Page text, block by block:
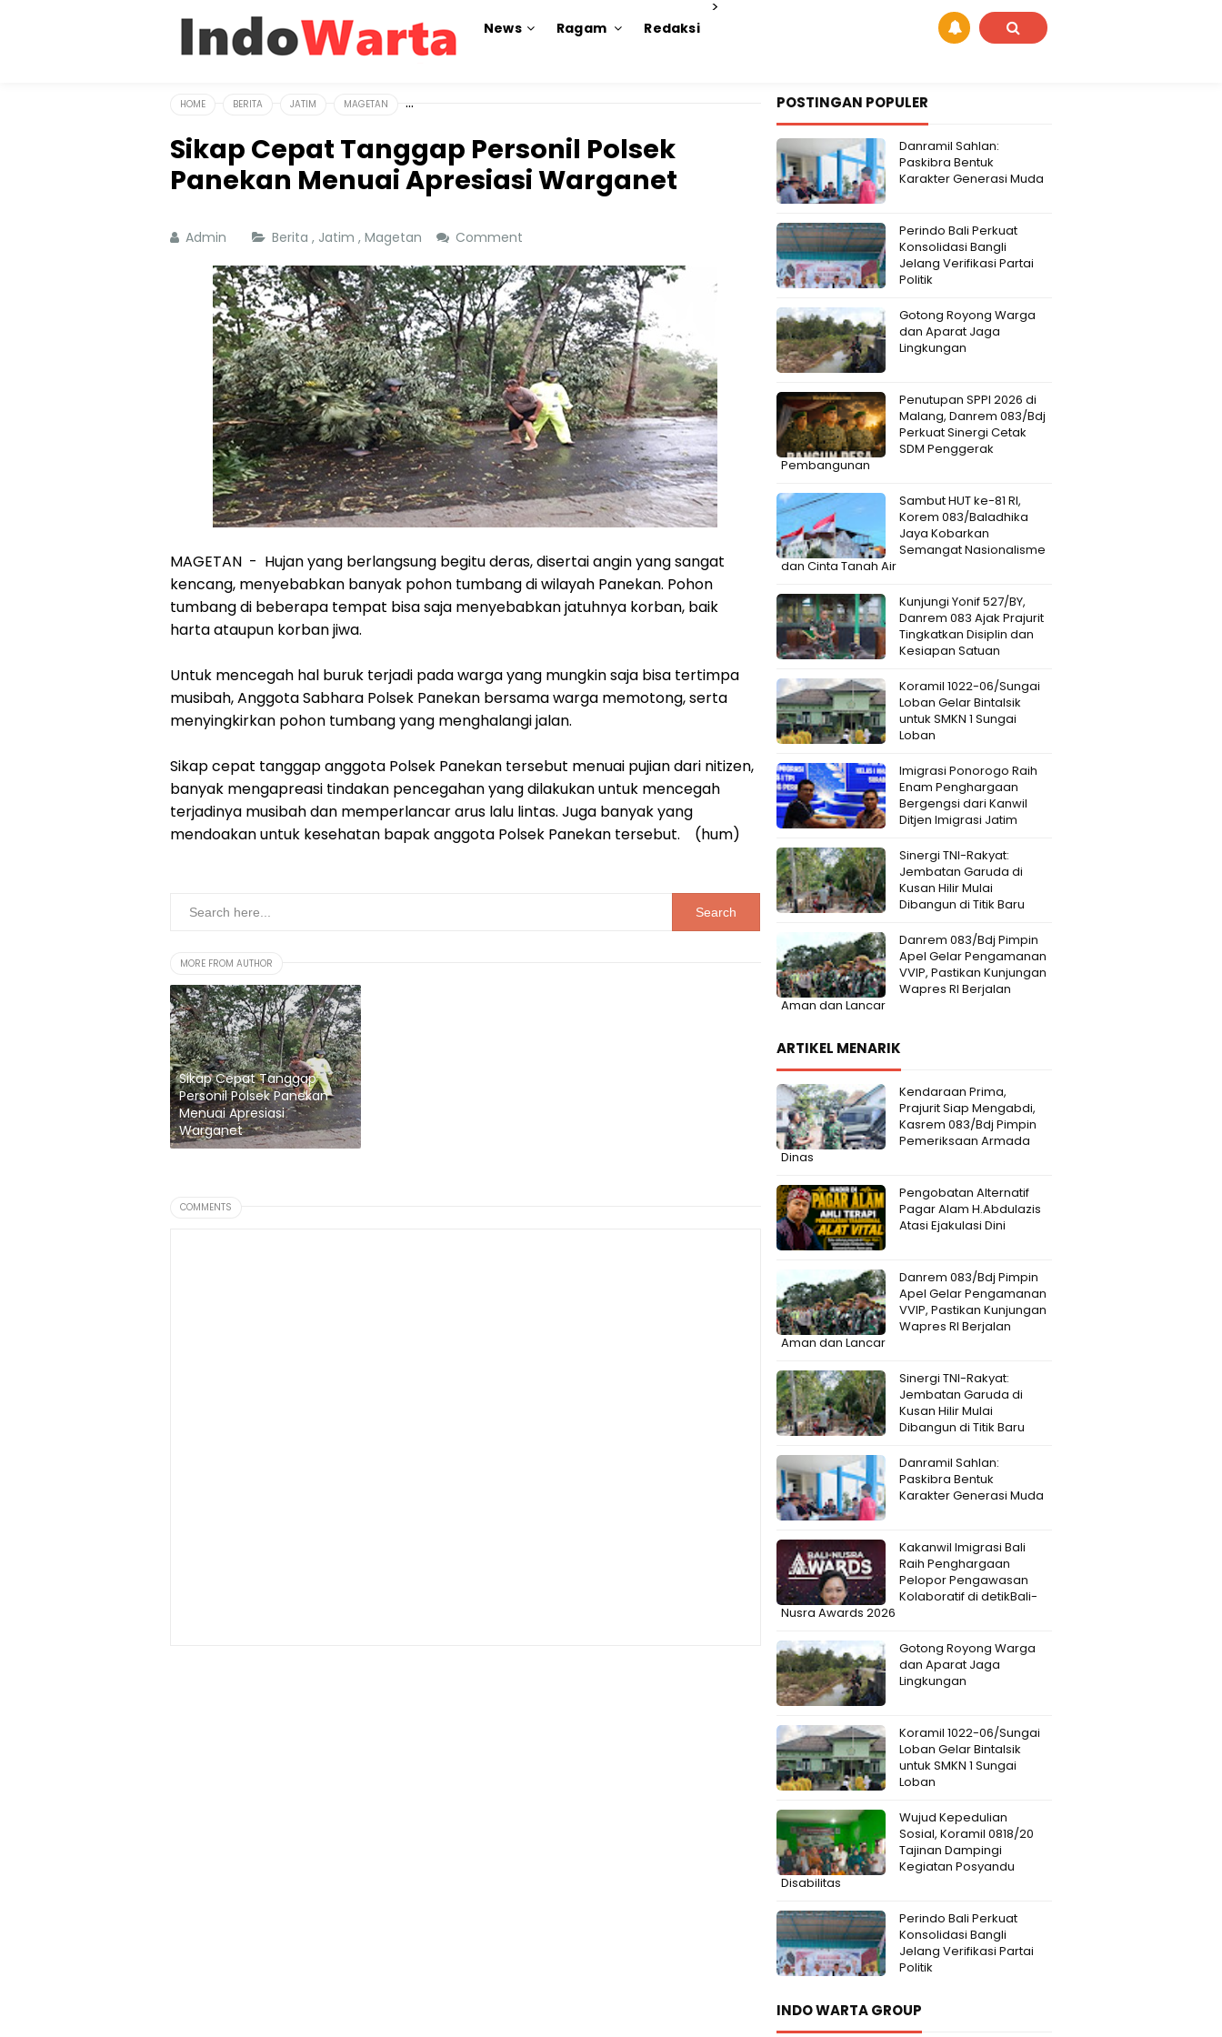
News
>
Ragam Redaksi
HOME BERITA JATIM MAGETAN
Sikap Cepat Tanggap Personil Polsek
Panekan Menuai Apresiasi Warganet
Admin Berita , Jatim , Magetan Comment
MAGETAN - Hujan yang berlangsung begitu deras, disertai angin yang sangat
kencang, menyebabkan banyak pohon tumbang di wilayah Panekan. Pohon
tumbang di beberapa tempat bisa saja menyebabkan jatuhnya korban, baik
harta ataupun korban jiwa.
Untuk mencegah hal buruk terjadi pada warga yang mungkin saja bisa tertimpa
musibah, Anggota Sabhara Polsek Panekan bersama warga memotong, serta
menyingkirkan pohon tumbang yang menghalangi jalan.
Sikap cepat tanggap anggota Polsek Panekan tersebut menuai pujian dari nitizen,
banyak mengapreasi tindakan pencegahan yang dilakukan untuk mencegah
terjadinya musibah dan memperlancar arus lalu lintas. Juga banyak yang
mendoakan untuk kesehatan bapak anggota Polsek Panekan tersebut. (hum)
MORE FROM AUTHOR
Sikap Cepat Tanggap
Personil Polsek Panekan
Menuai Apresiasi
Warganet
COMMENTS
POSTINGAN POPULER
Danramil Sahlan:
Paskibra Bentuk
Karakter Generasi Muda
Perindo Bali Perkuat
Konsolidasi Bangli
Jelang Verifikasi Partai
Politik
Gotong Royong Warga
dan Aparat Jaga
Lingkungan
Penutupan SPPI 2026 di
Malang, Danrem 083/Bdj
Perkuat Sinergi Cetak
SDM Penggerak
Pembangunan
Sambut HUT ke-81 RI,
Korem 083/Baladhika
Jaya Kobarkan
Semangat Nasionalisme
dan Cinta Tanah Air
Kunjungi Yonif 527/BY,
Danrem 083 Ajak Prajurit
Tingkatkan Disiplin dan
Kesiapan Satuan
Koramil 1022-06/Sungai
Loban Gelar Bintalsik
untuk SMKN 1 Sungai
Loban
Imigrasi Ponorogo Raih
Enam Penghargaan
Bergengsi dari Kanwil
Ditjen Imigrasi Jatim
Sinergi TNI-Rakyat:
Jembatan Garuda di
Kusan Hilir Mulai
Dibangun di Titik Baru
Danrem 083/Bdj Pimpin
Apel Gelar Pengamanan
VVIP, Pastikan Kunjungan
Wapres RI Berjalan
Aman dan Lancar
ARTIKEL MENARIK
Kendaraan Prima,
Prajurit Siap Mengabdi,
Kasrem 083/Bdj Pimpin
Pemeriksaan Armada
Dinas
Pengobatan Alternatif
Pagar Alam H.Abdulazis
Atasi Ejakulasi Dini
Danrem 083/Bdj Pimpin
Apel Gelar Pengamanan
VVIP, Pastikan Kunjungan
Wapres RI Berjalan
Aman dan Lancar
Sinergi TNI-Rakyat:
Jembatan Garuda di
Kusan Hilir Mulai
Dibangun di Titik Baru
Danramil Sahlan:
Paskibra Bentuk
Karakter Generasi Muda
Kakanwil Imigrasi Bali
Raih Penghargaan
Pelopor Pengawasan
Kolaboratif di detikBali-
Nusra Awards 2026
Gotong Royong Warga
dan Aparat Jaga
Lingkungan
Koramil 1022-06/Sungai
Loban Gelar Bintalsik
untuk SMKN 1 Sungai
Loban
Wujud Kepedulian
Sosial, Koramil 0818/20
Tajinan Dampingi
Kegiatan Posyandu
Disabilitas
Perindo Bali Perkuat
Konsolidasi Bangli
Jelang Verifikasi Partai
Politik
INDO WARTA GROUP